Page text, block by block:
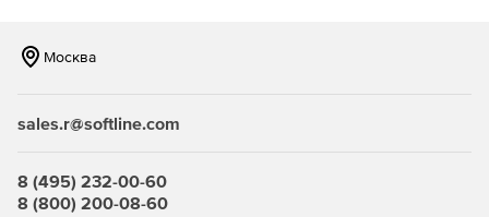
проектирования
Создание конструктивной структуры изделия
Москва
sales.r@softline.com
8 (495) 232-00-60
8 (800) 200-08-60